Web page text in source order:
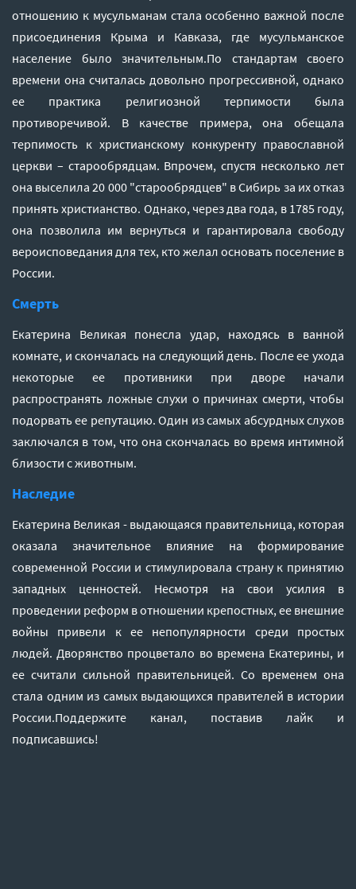
отношению к мусульманам стала особенно важной после
присоединения Крыма и Кавказа, где мусульманское
население было значительным.По стандартам своего
времени она считалась довольно прогрессивной, однако
ее практика религиозной терпимости была
противоречивой. В качестве примера, она обещала
терпимость к христианскому конкуренту православной
церкви – старообрядцам. Впрочем, спустя несколько лет
она выселила 20 000 "старообрядцев" в Сибирь за их отказ
принять христианство. Однако, через два года, в 1785 году,
она позволила им вернуться и гарантировала свободу
вероисповедания для тех, кто желал основать поселение в
России.
Смерть
Екатерина Великая понесла удар, находясь в ванной
комнате, и скончалась на следующий день. После ее ухода
некоторые ее противники при дворе начали
распространять ложные слухи о причинах смерти, чтобы
подорвать ее репутацию. Один из самых абсурдных слухов
заключался в том, что она скончалась во время интимной
близости с животным.
Наследие
Екатерина Великая - выдающаяся правительница, которая
оказала значительное влияние на формирование
современной России и стимулировала страну к принятию
западных ценностей. Несмотря на свои усилия в
проведении реформ в отношении крепостных, ее внешние
войны привели к ее непопулярности среди простых
людей. Дворянство процветало во времена Екатерины, и
ее считали сильной правительницей. Со временем она
стала одним из самых выдающихся правителей в истории
России.Поддержите канал, поставив лайк и
подписавшись!